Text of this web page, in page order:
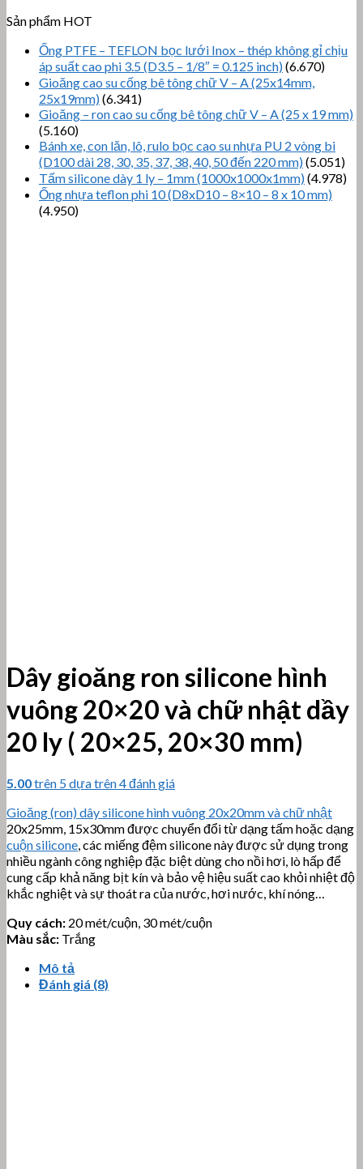
Sản phẩm HOT
Ống PTFE – TEFLON bọc lưới Inox – thép không gỉ chịu
áp suất cao phi 3.5 (D3.5 – 1/8″ = 0.125 inch)(6.670)
Gioăng cao su cống bê tông chữ V – A (25x14mm,
25x19mm)(6.341)
Gioăng – ron cao su cống bê tông chữ V – A (25 x 19 mm)
(5.160)
Bánh xe, con lăn, lô, rulo bọc cao su nhựa PU 2 vòng bi
(D100 dài 28, 30, 35, 37, 38, 40, 50 đến 220 mm)(5.051)
Tấm silicone dày 1 ly – 1mm (1000x1000x1mm)(4.978)
Ống nhựa teflon phi 10 (D8xD10 – 8×10 – 8 x 10 mm)
(4.950)
Dây gioăng ron silicone hình
vuông 20×20 và chữ nhật dầy
20 ly ( 20×25, 20×30 mm)
5.00trên 5 dựa trên4đánh giá
Gioăng (ron) dây silicone hình vuông 20x20mm và chữ nhật
20x25mm, 15x30mm được chuyển đổi từ dạng tấm hoặc dạng
cuộn silicone, các miếng đệm silicone này được sử dụng trong
nhiều ngành công nghiệp đặc biệt dùng cho nồi hơi, lò hấp để
cung cấp khả năng bịt kín và bảo vệ hiệu suất cao khỏi nhiệt độ
khắc nghiệt và sự thoát ra của nước, hơi nước, khí nóng…
Quy cách: 20 mét/cuộn, 30 mét/cuộn
Màu sắc: Trắng
Mô tả
Đánh giá (8)